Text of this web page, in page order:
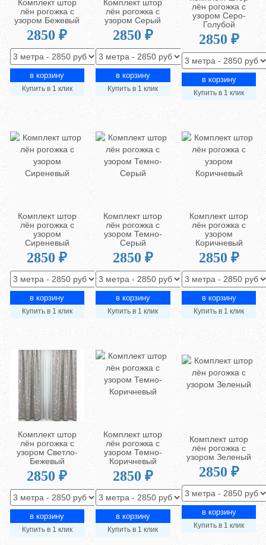
Комплект штор
лён рогожка с
узором Бежевый
2850 ₽
Купить в 1 клик
Комплект штор
лён рогожка с
узором Серый
2850 ₽
Купить в 1 клик
лён рогожка с
узором Серо-
Голубой
2850 ₽
Купить в 1 клик
Комплект штор
лён рогожка с
узором
Сиреневый
2850 ₽
Купить в 1 клик
Комплект штор
лён рогожка с
узором Темно-
Серый
2850 ₽
Купить в 1 клик
Комплект штор
лён рогожка с
узором
Коричневый
2850 ₽
Купить в 1 клик
Комплект штор
лён рогожка с
узором Светло-
Бежевый
2850 ₽
Купить в 1 клик
Комплект штор
лён рогожка с
узором Темно-
Коричневый
2850 ₽
Купить в 1 клик
Комплект штор
лён рогожка с
узором Зеленый
2850 ₽
Купить в 1 клик